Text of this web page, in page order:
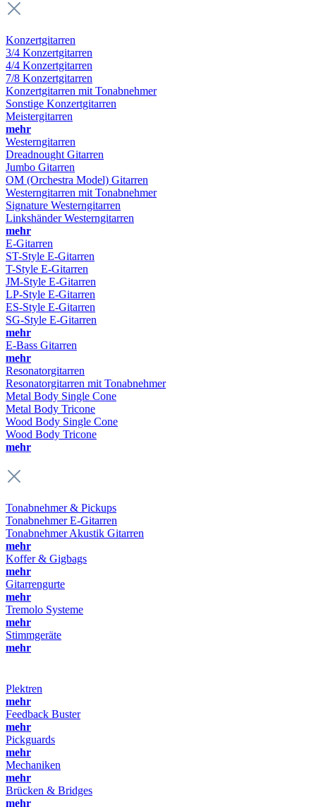
Konzertgitarren
3/4 Konzertgitarren
4/4 Konzertgitarren
7/8 Konzertgitarren
Konzertgitarren mit Tonabnehmer
Sonstige Konzertgitarren
Meistergitarren
mehr
Westerngitarren
Dreadnought Gitarren
Jumbo Gitarren
OM (Orchestra Model) Gitarren
Westerngitarren mit Tonabnehmer
Signature Westerngitarren
Linkshänder Westerngitarren
mehr
E-Gitarren
ST-Style E-Gitarren
T-Style E-Gitarren
JM-Style E-Gitarren
LP-Style E-Gitarren
ES-Style E-Gitarren
SG-Style E-Gitarren
mehr
E-Bass Gitarren
mehr
Resonatorgitarren
Resonatorgitarren mit Tonabnehmer
Metal Body Single Cone
Metal Body Tricone
Wood Body Single Cone
Wood Body Tricone
mehr
Tonabnehmer & Pickups
Tonabnehmer E-Gitarren
Tonabnehmer Akustik Gitarren
mehr
Koffer & Gigbags
mehr
Gitarrengurte
mehr
Tremolo Systeme
mehr
Stimmgeräte
mehr
Plektren
mehr
Feedback Buster
mehr
Pickguards
mehr
Mechaniken
mehr
Brücken & Bridges
mehr